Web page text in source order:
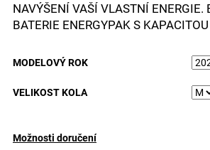
NAVÝŠENÍ VAŠÍ VLASTNÍ ENERGIE.
BATERIE ENERGYPAK S
MODELOVÝ ROK
VELIKOST KOLA
Možnosti doručení